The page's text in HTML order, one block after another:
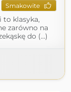
Smakowite
to klasyka,
zarówno na
do (...)